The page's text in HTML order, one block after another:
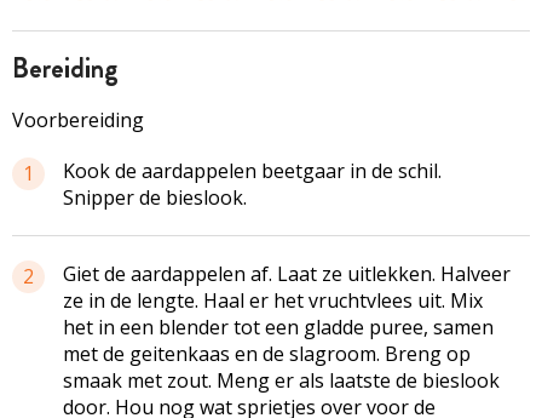
bereiding
Voorbereiding
1
Kook de aardappelen beetgaar in de schil.
Snipper de bieslook.
2
Giet de aardappelen af. Laat ze uitlekken. Halveer
ze in de lengte. Haal er het vruchtvlees uit. Mix
het in een blender tot een gladde puree, samen
met de geitenkaas en de slagroom. Breng op
smaak met zout. Meng er als laatste de bieslook
door. Hou nog wat sprietjes over voor de